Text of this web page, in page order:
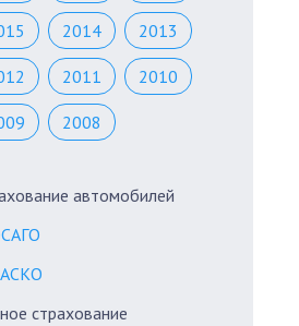
2014 2013
2011 2010
2008
автомобилей
страхование